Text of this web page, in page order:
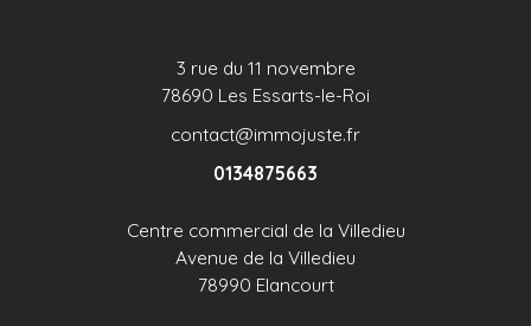
3 rue du 11 novembre
78690 Les Essarts-le-Roi
contact@immojuste.fr
0134875663
Centre commercial de la Villedieu
Avenue de la Villedieu
78990 Elancourt